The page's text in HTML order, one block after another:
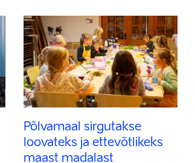
Põlvamaal sirgutakse
loovateks ja ettevõtlikeks
maast madalast